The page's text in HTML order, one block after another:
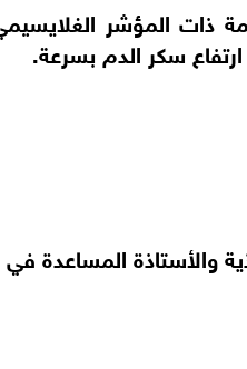
المؤشر
سكر الدم بسرعة.
والأستاذة